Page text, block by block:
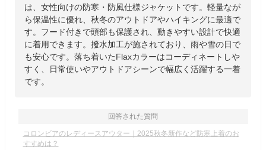
は、女性向けの防寒・防風仕様ジャケットです。軽量なが
ら保温性に優れ、秋冬のアウトドアやハイキングに最適で
す。フード付きで頭部も保護され、動きやすい設計で快適
に着用できます。撥水加工が施されており、雨や雪の日で
も安心です。落ち着いたFlaxカラーはコーディネートしや
すく、日常使いやアウトドアシーンで幅広く活躍する一着
です。
回答された質問
コロンビアのレディースアウター｜2025秋冬新作など防寒上着のお
すすめは？